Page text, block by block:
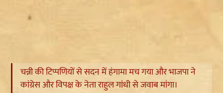
चन्नी की टिप्पणियों से सदन में हंगामा मच गया और भाजपा ने
कांग्रेस और विपक्ष के नेता राहुल गांधी से जवाब मांगा।